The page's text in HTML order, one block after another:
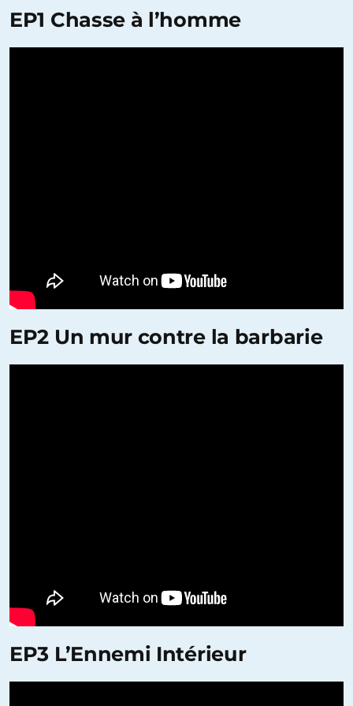
EP1 Chasse à l’homme
EP2 Un mur contre la barbarie
EP3 L’Ennemi Intérieur